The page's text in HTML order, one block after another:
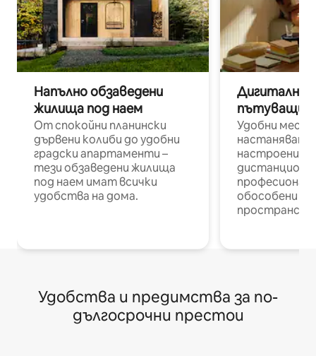
Напълно обзаведени
жилища под наем
От спокойни планински
дървени колиби до удобни
градски апартаменти –
тези обзаведени жилища
под наем имат всички
удобства на дома.
Дигитални
пътуващи
Удобни
настаняване
настроени и
обособени
Удобства и предимства за по-
дългосрочни престои